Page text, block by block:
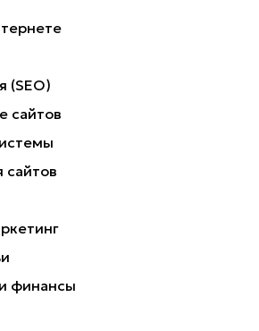
(SEO)
сайтов
сайтов
финансы